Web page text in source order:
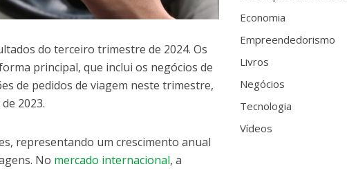
do terceiro trimestre de 2024. Os
principal, que inclui os negócios de
de pedidos de viagem neste trimestre,
2023.
representando um crescimento anual
No mercado internacional, a
Economia
Empreendedorismo
Livros
Negócios
Tecnologia
Vídeos